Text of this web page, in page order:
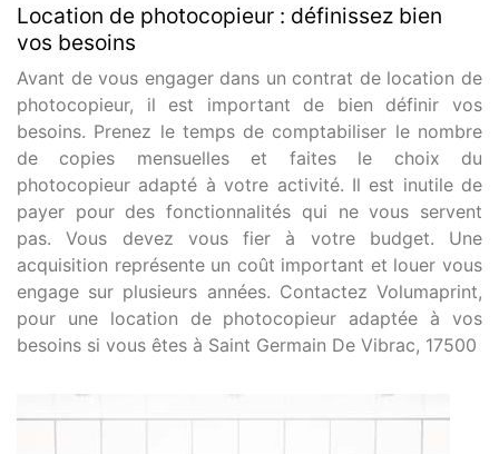
Location de photocopieur : définissez bien
vos besoins
Avant de vous engager dans un contrat de location de
photocopieur, il est important de bien définir vos
besoins. Prenez le temps de comptabiliser le nombre
de copies mensuelles et faites le choix du
photocopieur adapté à votre activité. Il est inutile de
payer pour des fonctionnalités qui ne vous servent
pas. Vous devez vous fier à votre budget. Une
acquisition représente un coût important et louer vous
engage sur plusieurs années. Contactez Volumaprint,
pour une location de photocopieur adaptée à vos
besoins si vous êtes à Saint Germain De Vibrac, 17500